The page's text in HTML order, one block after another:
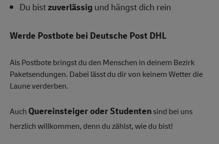
Du bistzuverlässigund hängst dich rein
Werde Postbote bei Deutsche Post DHL
Als Postbote bringst du den Menschen in deinem Bezirk
Paketsendungen. Dabei lässt du dir von keinem Wetter die
Laune verderben.
Auch Quereinsteiger oder Studentensind bei uns
herzlich willkommen, denn du zählst, wie du bist!